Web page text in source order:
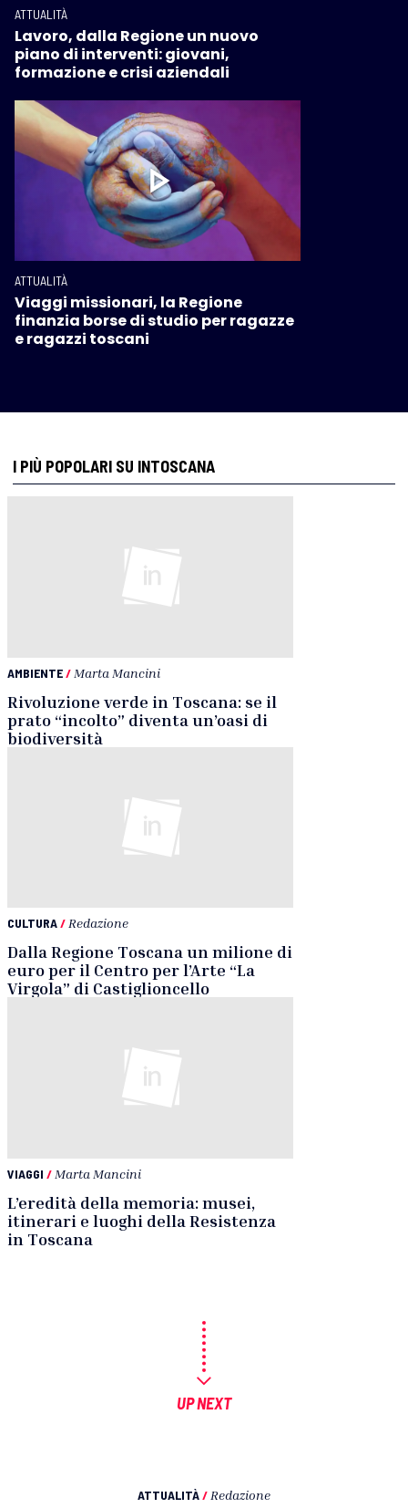
ATTUALITÀ
Lavoro, dalla Regione un nuovo
piano di interventi: giovani,
formazione e crisi aziendali
ATTUALITÀ
Viaggi missionari, la Regione
finanzia borse di studio per ragazze
e ragazzi toscani
I PIÙ POPOLARI SU INTOSCANA
AMBIENTE/ Marta Mancini
Rivoluzione verde in Toscana: se il
prato “incolto” diventa un’oasi di
biodiversità
CULTURA/ Redazione
Dalla Regione Toscana un milione di
euro per il Centro per l’Arte “La
Virgola” di Castiglioncello
VIAGGI / Marta Mancini
L’eredità della memoria: musei,
itinerari e luoghi della Resistenza
in Toscana
UP NEXT
ATTUALITÀ/ Redazione